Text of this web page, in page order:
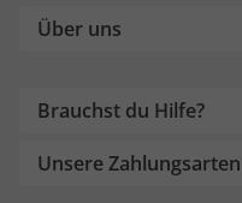
Über uns
Brauchst du Hilfe?
Unsere Zahlungsarten